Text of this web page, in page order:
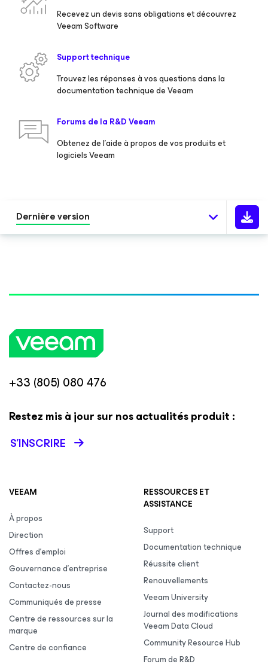
Recevez un devis sans obligations et découvrez
Veeam Software
Support technique
Trouvez les réponses à vos questions dans la
documentation technique de Veeam
Forums de la R&D Veeam
Obtenez de l’aide à propos de vos produits et
logiciels Veeam
Dernière version
+33 (805) 080 476
Restez mis à jour sur nos actualités produit :
S’INSCRIRE
VEEAM
À propos
Direction
Offres d’emploi
Gouvernance d’entreprise
Contactez-nous
Communiqués de presse
Centre de ressources sur la
marque
Centre de confiance
RESSOURCES ET
ASSISTANCE
Support
Documentation technique
Réussite client
Renouvellements
Veeam University
Journal des modifications
Veeam Data Cloud
Community Resource Hub
Forum de R&D